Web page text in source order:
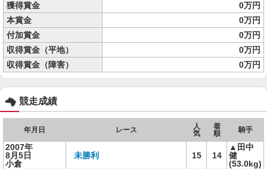
獲得賞金
0万円
本賞金
0万円
付加賞金
0万円
収得賞金（平地）
0万円
収得賞金（障害）
0万円
競走成績
年月日 レース
人
気
着
順
騎手
2007年
8月5日
小倉
未勝利 15 14
▲田中
健
(53.0kg)